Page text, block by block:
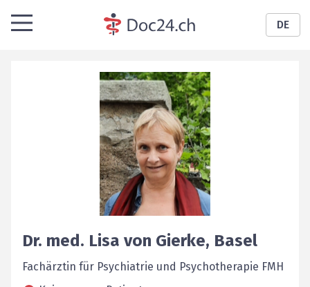
DE
Dr. med. Lisa von Gierke, Basel
Fachärztin für Psychiatrie und Psychotherapie FMH